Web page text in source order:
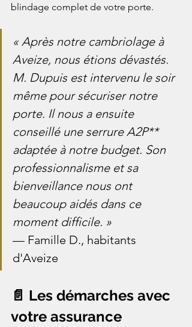
blindage complet de votre porte.
« Après notre cambriolage à
Aveize, nous étions dévastés.
M. Dupuis est intervenu le soir
même pour sécuriser notre
porte. Il nous a ensuite
conseillé une serrure A2P**
adaptée à notre budget. Son
professionnalisme et sa
bienveillance nous ont
beaucoup aidés dans ce
moment difficile. »
— Famille D., habitants
d'Aveize
📄 Les démarches avec
votre assurance